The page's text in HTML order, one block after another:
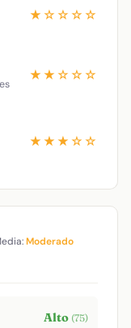
★☆☆☆☆
★★☆☆☆
★★★☆☆
Moderado
Alto (75)